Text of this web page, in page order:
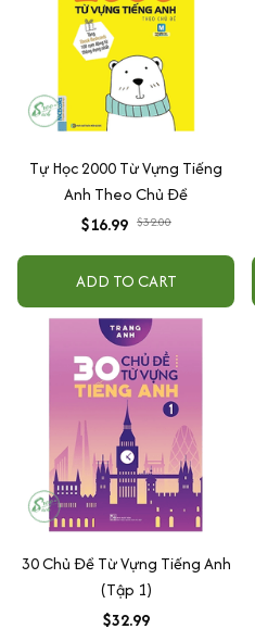
Tự Học 2000 Từ Vựng Tiếng
Anh Theo Chủ Đề
$16.99 $32.00
ADD TO CART
30 Chủ Đề Từ Vựng Tiếng Anh
(Tập 1)
$32.99